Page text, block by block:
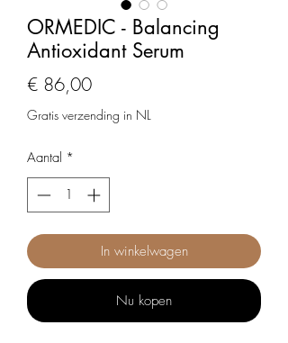
ORMEDIC - Balancing
Antioxidant Serum
€ 86,00Prijs
Gratis verzending in NL
Aantal *
In winkelwagen
Nu kopen